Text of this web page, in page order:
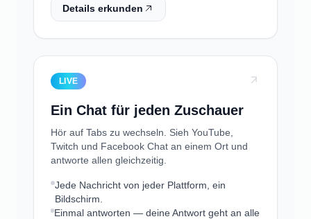
Details erkunden
LIVE
Ein Chat für jeden Zuschauer
Hör auf Tabs zu wechseln. Sieh YouTube,
Twitch und Facebook Chat an einem Ort und
antworte allen gleichzeitig.
Jede Nachricht von jeder Plattform, ein
Bildschirm.
Einmal antworten — deine Antwort geht an alle